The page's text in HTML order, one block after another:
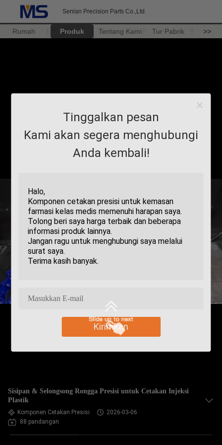
Senlan Precision Parts Co.,Ltd.
Rumah Produk Tentang Kami Tur Pabrik >>
Tinggalkan pesan
Kami akan segera menghubungi
Anda kembali!
Kirimkan
Sisipan & Selongsong Rongga Presisi untuk Cetakan Injeksi
Plastik
Komponen Cetakan Presisi
2026-03-06
88 pandangan